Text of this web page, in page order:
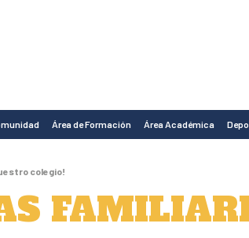
Área de Formación Área Académica
colegio!